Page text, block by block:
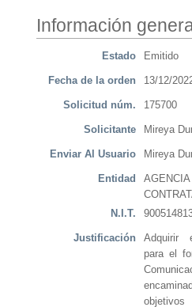
Información
Estado Emitido
Fecha de la orden 13/12/
Solicitud núm. 175700
Solicitante Mireya
Enviar Al Usuario Mireya
Entidad
N.I.T.
Justificación
Adquirir
para el